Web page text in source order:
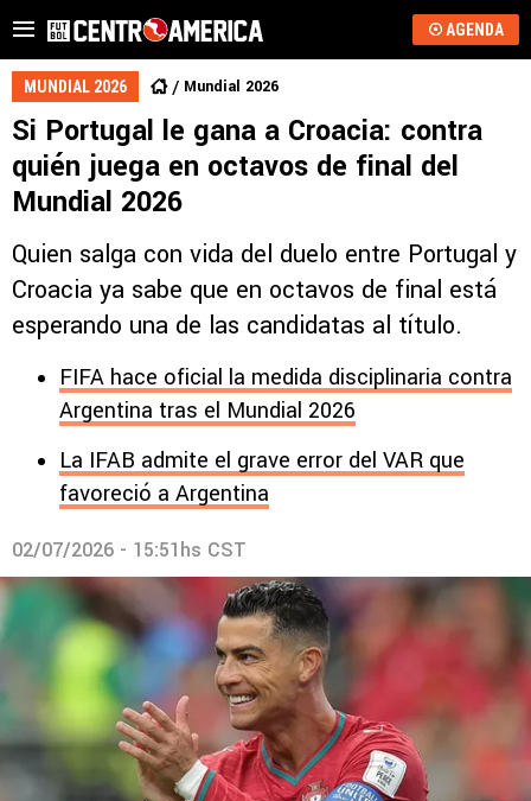
AGENDA
MUNDIAL 2026 Mundial 2026
Si Portugal le gana a Croacia: contra
quién juega en octavos de final del
Mundial 2026
Quien salga con vida del duelo entre Portugal y
Croacia ya sabe que en octavos de final está
esperando una de las candidatas al título.
FIFA hace oficial la medida disciplinaria contra
Argentina tras el Mundial 2026
La IFAB admite el grave error del VAR que
favoreció a Argentina
02/07/2026 - 15:51hs CST